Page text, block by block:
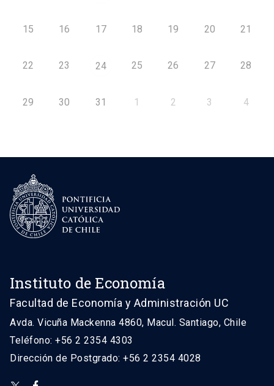
15 16 17 18 19 20 21
22 23 24 25 26 27 28
29 30 31 1 2 3 4
Instituto de Economía
Facultad de Economía y Administración UC
Avda. Vicuña Mackenna 4860, Macul. Santiago, Chile
Teléfono: +56 2 2354 4303
Dirección de Postgrado: +56 2 2354 4028